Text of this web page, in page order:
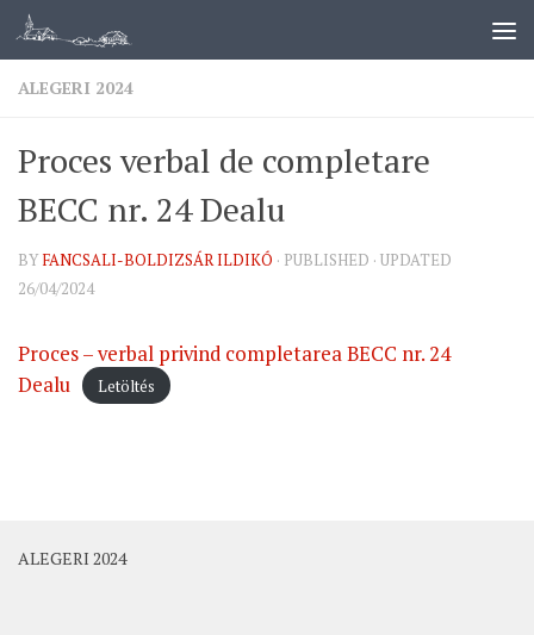
ALEGERI 2024
Proces verbal de completare
BECC nr. 24 Dealu
BY FANCSALI-BOLDIZSÁR ILDIKÓ · PUBLISHED · UPDATED
26/04/2024
Proces – verbal privind completarea BECC nr. 24
Dealu
Letöltés
ALEGERI 2024